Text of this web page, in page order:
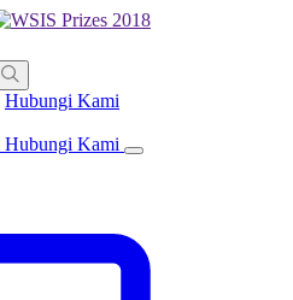
Hubungi Kami
Hubungi Kami